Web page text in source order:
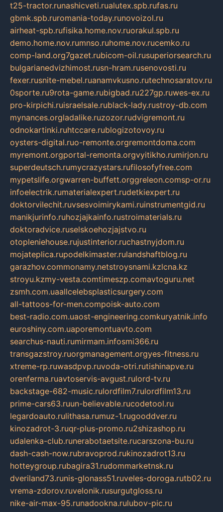
t25-tractor.runashicveti.rualutex.spb.rufas.ru
gbmk.spb.ruromania-today.runovoizol.ru
airheat-spb.rufisika.home.nov.ruorakul.spb.ru
demo.home.nov.rumnso.ruhome.nov.rucemko.ru
comp-land.org7gazet.rubicom-oil.rusuperiorsearch.ru
bulgarianedvizhimost.rusn-hram.rusenovosti.ru
fexer.rusnite-mebel.ruanamvkusno.rutechnosaratov.ru
0sporte.ru9rota-game.rubigbad.ru227gp.ruwes-ex.ru
pro-kirpichi.ruisraelsale.rublack-lady.rustroy-db.com
mynances.orgladalike.ruzozor.rudvigremont.ru
odnokartinki.ruhtccare.rublogizotovoy.ru
oysters-digital.ruo-remonte.orgremontdoma.com
myremont.orgportal-remonta.orgvyitikho.rumirjon.ru
superdeutsch.rumycrazystars.rufilosofyfree.com
mypetslife.orgwarren-buffett.orggreleon.comsp-or.ru
infoelectrik.rumaterialexpert.rudetkiexpert.ru
doktorvilechit.ruvsesvoimirykami.ruinstrumentgid.ru
manikjurinfo.ruhozjajkainfo.rustroimaterials.ru
doktoradvice.ruselskoehozjajstvo.ru
otopleniehouse.rujustinterior.ruchastnyjdom.ru
mojateplica.rupodelkimaster.rulandshaftblog.ru
garazhov.commonamy.netstroysnami.kzlcna.kz
stroyu.kzmy-vesta.comtimeszp.comavtoguru.net
zsmh.com.uaallcelebsplasticsurgery.com
all-tattoos-for-men.compoisk-auto.com
best-radio.com.uaost-engineering.comkuryatnik.info
euroshiny.com.uaporemontuavto.com
searchus-nauti.rumirmam.infosmi366.ru
transgazstroy.ruorgmanagement.orgyes-fitness.ru
xtreme-rp.ruwasdpvp.ruvoda-otri.rutishinapve.ru
orenferma.ruavtoservis-avgust.rulord-tv.ru
backstage-682-music.rulordfilm7.rulordfilm13.ru
prime-cars63.ruun-believable.rucodetool.ru
legardoauto.rulithasa.rumuz-1.rugooddver.ru
kinozadrot-3.ruqr-plus-promo.ru2shizashop.ru
udalenka-club.runerabotaetsite.rucarszona-bu.ru
dash-cash-now.rubravoprod.rukinozadrot13.ru
hotteygroup.rubagira31.rudommarketnsk.ru
dveriland73.runis-glonass51.ruveles-doroga.rutb02.ru
vrema-zdorov.ruvelonik.rusurgutgloss.ru
nike-air-max-95.runadookna.rulubov-pic.ru